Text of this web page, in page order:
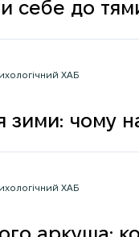
себе до
зими: чому
ХАБ
ХАБ